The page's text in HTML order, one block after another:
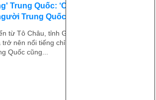
Trung Quốc: ‘Có lẽ một
Trung Quốc’
từ Tô Châu, tỉnh Giang Tô, miền
nên nổi tiếng chỉ qua một đêm
Quốc cũng...